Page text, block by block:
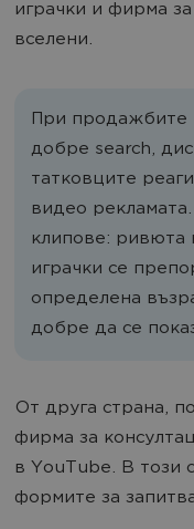
играчки и фирма
вселени.
При продажбите
добре search,
татковците
видео
клипове: ривюта
играчки се
определена
добре да се
От друга страна,
фирма за
в YouTube. В този
формите за